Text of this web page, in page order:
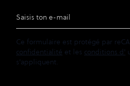
Adresse e-mail
Ce formulaire est protégé par
confidentialité et les conditions d'
s'appliquent.